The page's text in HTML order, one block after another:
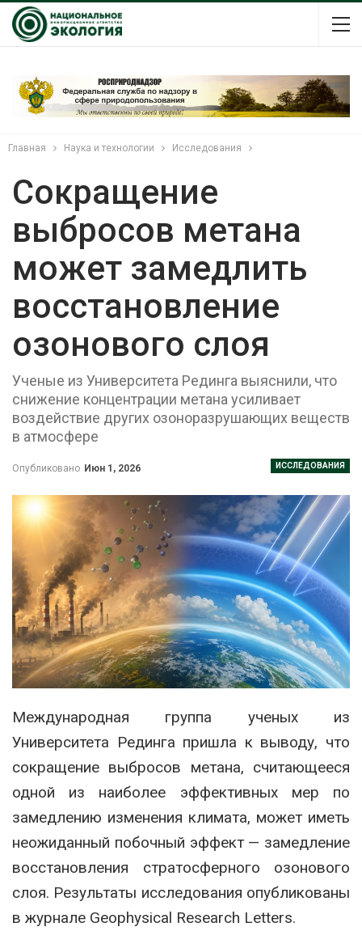
Главная Наука и технологии Исследования
Сокращение
выбросов метана
может замедлить
восстановление
озонового слоя
Ученые из Университета Рединга выяснили, что
снижение концентрации метана усиливает
воздействие других озоноразрушающих веществ
в атмосфере
ИССЛЕДОВАНИЯ
Опубликовано Июн 1, 2026
Международная группа ученых из
Университета Рединга пришла к выводу, что
сокращение выбросов метана, считающееся
одной из наиболее эффективных мер по
замедлению изменения климата, может иметь
неожиданный побочный эффект — замедление
восстановления стратосферного озонового
слоя. Результаты исследования опубликованы
в журнале Geophysical Research Letters.